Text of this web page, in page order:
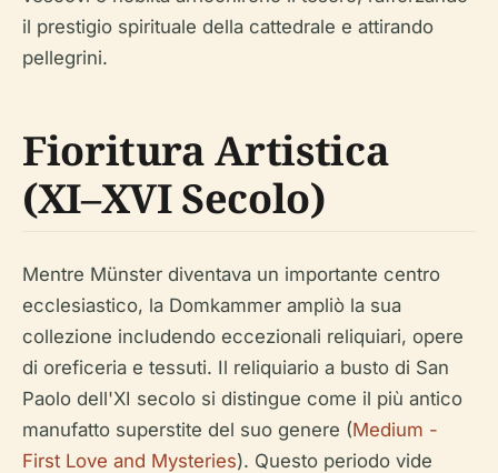
il prestigio spirituale della cattedrale e attirando
pellegrini.
Fioritura Artistica
(XI–XVI Secolo)
Mentre Münster diventava un importante centro
ecclesiastico, la Domkammer ampliò la sua
collezione includendo eccezionali reliquiari, opere
di oreficeria e tessuti. Il reliquiario a busto di San
Paolo dell'XI secolo si distingue come il più antico
manufatto superstite del suo genere (Medium -
First Love and Mysteries). Questo periodo vide